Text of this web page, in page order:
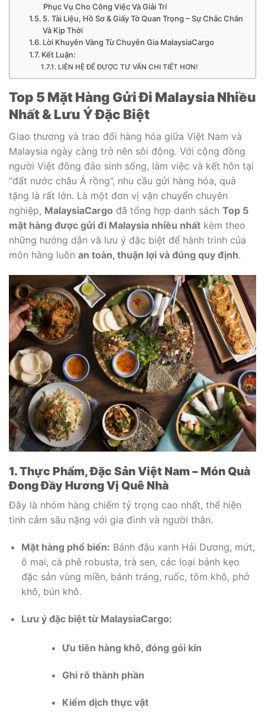
Phục Vụ Cho Công Việc Và Giải Trí
5. Tài Liệu, Hồ Sơ & Giấy Tờ Quan Trọng – Sự Chắc Chắn
Và Kịp Thời
Lời Khuyên Vàng Từ Chuyên Gia MalaysiaCargo
Kết Luận:
LIÊN HỆ ĐỂ ĐƯỢC TƯ VẤN CHI TIẾT HƠN!
Top 5 Mặt Hàng Gửi Đi Malaysia Nhiều
Nhất & Lưu Ý Đặc Biệt
Giao thương và trao đổi hàng hóa giữa Việt Nam và
Malaysia ngày càng trở nên sôi động. Với cộng đồng
người Việt đông đảo sinh sống, làm việc và kết hôn tại
“đất nước châu Á rồng”, nhu cầu gửi hàng hóa, quà
tặng là rất lớn. Là một đơn vị vận chuyển chuyên
nghiệp, MalaysiaCargo đã tổng hợp danh sách Top 5
mặt hàng được gửi đi Malaysia nhiều nhất kèm theo
những hướng dẫn và lưu ý đặc biệt để hành trình của
món hàng luôn an toàn, thuận lợi và đúng quy định.
1. Thực Phẩm, Đặc Sản Việt Nam – Món Quà
Đong Đầy Hương Vị Quê Nhà
Đây là nhóm hàng chiếm tỷ trọng cao nhất, thể hiện
tình cảm sâu nặng với gia đình và người thân.
Mặt hàng phổ biến: Bánh đậu xanh Hải Dương, mứt,
ô mai, cà phê robusta, trà sen, các loại bánh kẹo
đặc sản vùng miền, bánh tráng, ruốc, tôm khô, phở
khô, bún khô.
Lưu ý đặc biệt từ MalaysiaCargo:
Ưu tiên hàng khô, đóng gói kín
Ghi rõ thành phần
Kiểm dịch thực vật